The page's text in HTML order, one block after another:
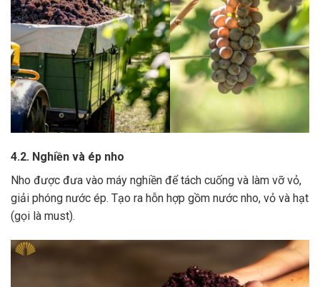
4.2. Nghiền và ép nho
Nho được đưa vào máy nghiền để tách cuống và làm vỡ vỏ,
giải phóng nước ép. Tạo ra hỗn hợp gồm nước nho, vỏ và hạt
(gọi là must).